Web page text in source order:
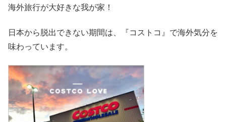
海外旅行が大好きな我が家！
日本から脱出できない期間は、『コストコ』 で海外気分を
味わっています。